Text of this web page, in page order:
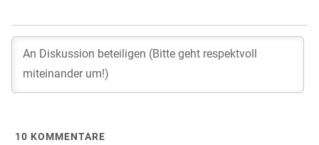
10 KOMMENTARE